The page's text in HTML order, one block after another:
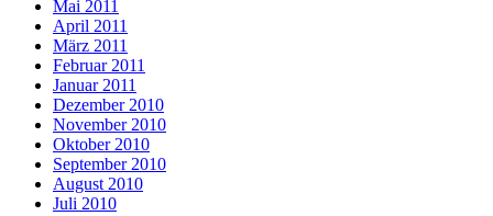
Mai 2011
April 2011
März 2011
Februar 2011
Januar 2011
Dezember 2010
November 2010
Oktober 2010
September 2010
August 2010
Juli 2010